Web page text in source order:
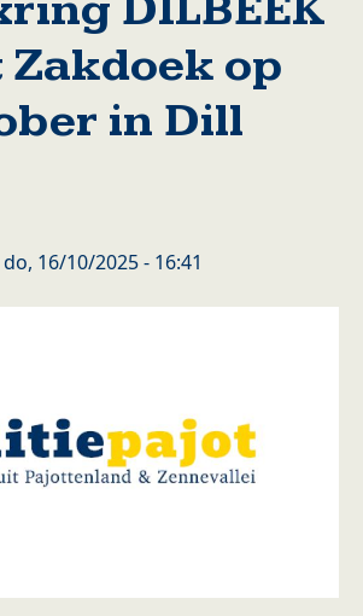
op
in Dill
do, 16/10/2025 - 16:41